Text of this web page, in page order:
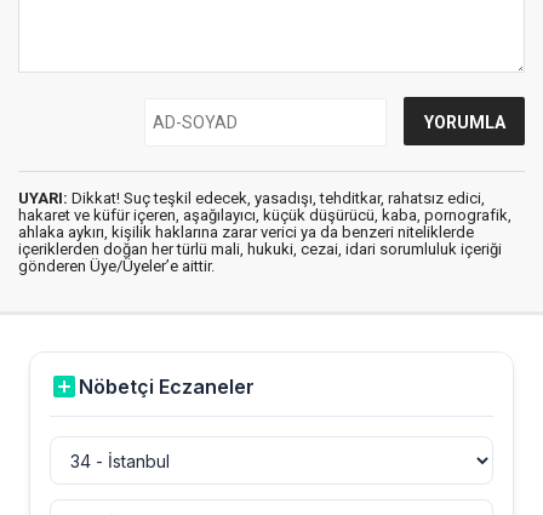
UYARI: Dikkat! Suç teşkil edecek, yasadışı, tehditkar, rahatsız edici,
hakaret ve küfür içeren, aşağılayıcı, küçük düşürücü, kaba, pornografik,
ahlaka aykırı, kişilik haklarına zarar verici ya da benzeri niteliklerde
içeriklerden doğan her türlü mali, hukuki, cezai, idari sorumluluk içeriği
gönderen Üye/Üyeler’e aittir.